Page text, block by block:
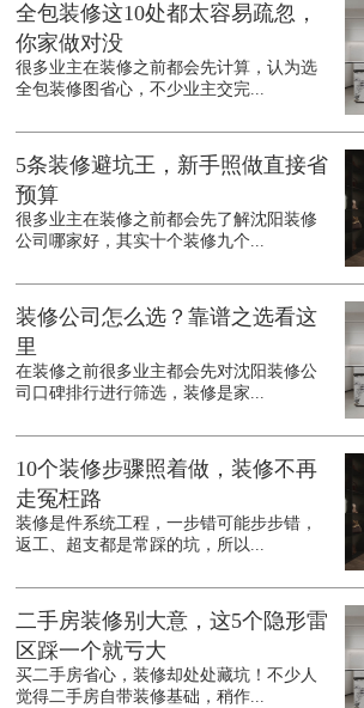
全包装修这10处都太容易疏忽，
你家做对没
很多业主在装修之前都会先计算，认为选
全包装修图省心，不少业主交完...
5条装修避坑王，新手照做直接省
预算
很多业主在装修之前都会先了解沈阳装修
公司哪家好，其实十个装修九个...
装修公司怎么选？靠谱之选看这
里
在装修之前很多业主都会先对沈阳装修公
司口碑排行进行筛选，装修是家...
10个装修步骤照着做，装修不再
走冤枉路
装修是件系统工程，一步错可能步步错，
返工、超支都是常踩的坑，所以...
二手房装修别大意，这5个隐形雷
区踩一个就亏大
买二手房省心，装修却处处藏坑！不少人
觉得二手房自带装修基础，稍作...